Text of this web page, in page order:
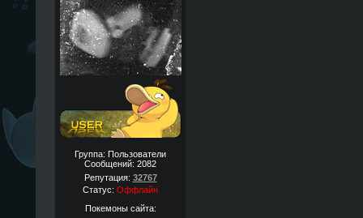
Группа: Пользователи
Сообщений: 2082
Репутация: 32767
Статус: Оффлайн
Покемоны сайта: